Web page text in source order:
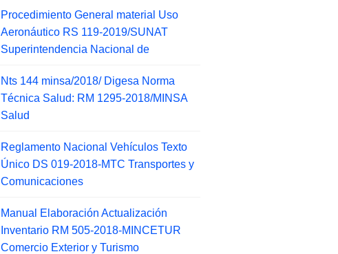
Procedimiento General material Uso
Aeronáutico RS 119-2019/SUNAT
Superintendencia Nacional de
Nts 144 minsa/2018/ Digesa Norma
Técnica Salud: RM 1295-2018/MINSA
Salud
Reglamento Nacional Vehículos Texto
Único DS 019-2018-MTC Transportes y
Comunicaciones
Manual Elaboración Actualización
Inventario RM 505-2018-MINCETUR
Comercio Exterior y Turismo